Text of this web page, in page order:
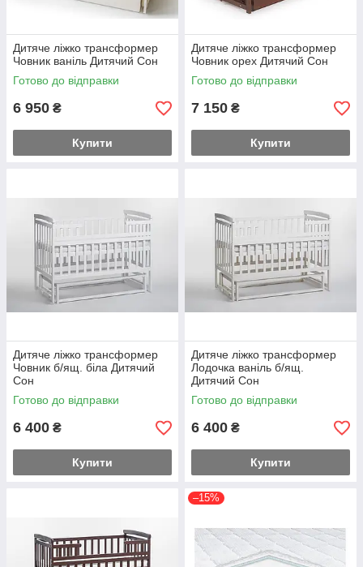
Дитяче ліжко трансформер
Човник ваніль Дитячий Сон
Готово до відправки
6 950 ₴
Купити
Дитяче ліжко трансформер
Човник орех Дитячий Сон
Готово до відправки
7 150 ₴
Купити
Дитяче ліжко трансформер
Човник б/ящ. біла Дитячий
Сон
Готово до відправки
6 400 ₴
Купити
Дитяче ліжко трансформер
Лодочка ваніль б/ящ.
Дитячий Сон
Готово до відправки
6 400 ₴
Купити
–15%